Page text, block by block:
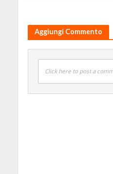
Aggiungi Commento
Click here to post a